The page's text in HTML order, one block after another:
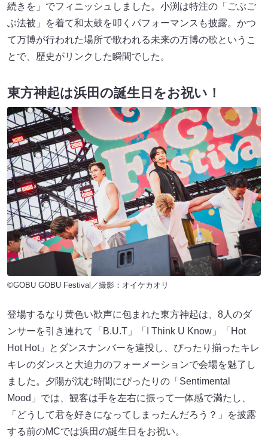
続きを」でフィニッシュしました。小渕は特注の「ごぶご
ぶ法被」を着て和太鼓を叩くパフォーマンスも披露。かつ
て万博が行われた場所で歌われる未来の万博の歌というこ
とで、歴史がリンクした瞬間でした。
東方神起は浜田の誕生日をお祝い！
©GOBU GOBU Festival／撮影：オイケカオリ
登場するなり黄色い歓声に包まれた東方神起は、8人のダ
ンサーを引き連れて「B.U.T」「I Think U Know」「Hot
Hot Hot」とダンスナンバーを連投し、ぴったり揃ったキレ
キレのダンスと大迫力のフォーメーションで会場を魅了し
ました。夕陽が沈む時間にぴったりの「Sentimental
Mood」では、観客は手を左右に振って一体感で満たし、
「どうして君を好きになってしまったんだろう？」を披露
する前のMCでは浜田の誕生日をお祝い。